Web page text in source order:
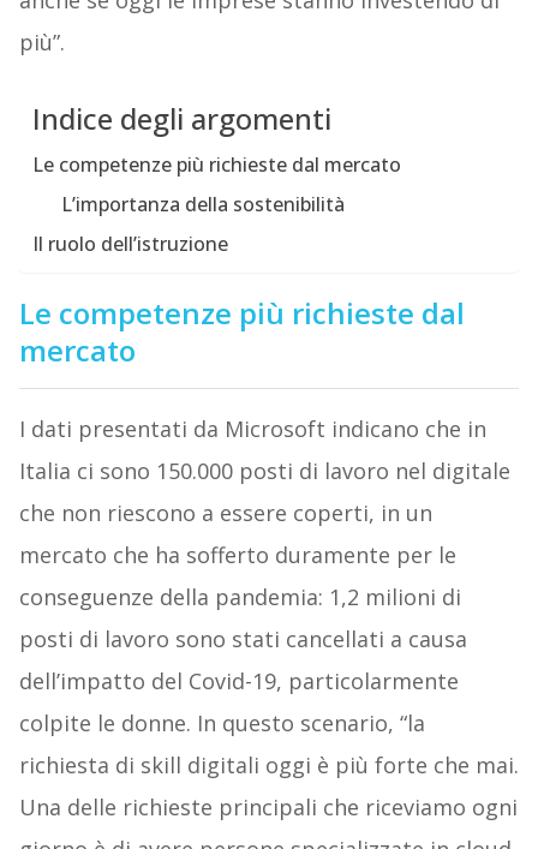
più”.
Indice degli argomenti
Le competenze più richieste dal mercato
L’importanza della sostenibilità
Il ruolo dell’istruzione
Le competenze più richieste dal
mercato
I dati presentati da Microsoft indicano che in
Italia ci sono 150.000 posti di lavoro nel digitale
che non riescono a essere coperti, in un
mercato che ha sofferto duramente per le
conseguenze della pandemia: 1,2 milioni di
posti di lavoro sono stati cancellati a causa
dell’impatto del Covid-19, particolarmente
colpite le donne. In questo scenario, “la
richiesta di skill digitali oggi è più forte che mai.
Una delle richieste principali che riceviamo ogni